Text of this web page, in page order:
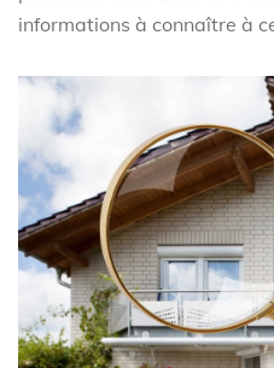
informations à connaître à